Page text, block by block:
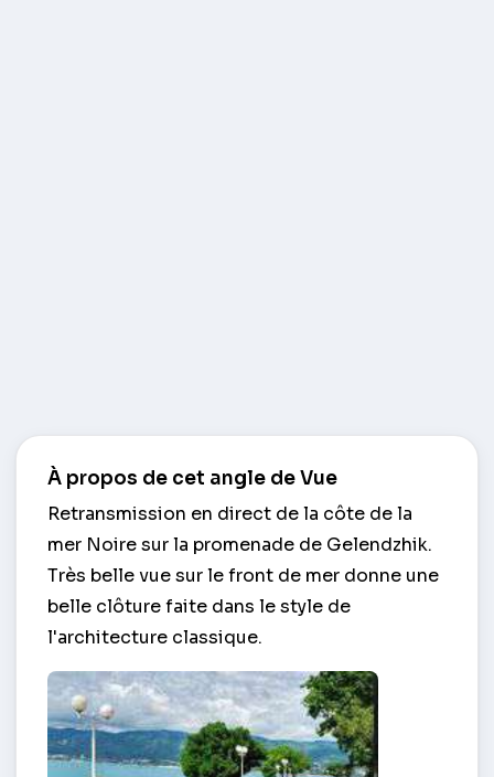
À propos de cet angle de Vue
Retransmission en direct de la côte de la
mer Noire sur la promenade de Gelendzhik.
Très belle vue sur le front de mer donne une
belle clôture faite dans le style de
l'architecture classique.